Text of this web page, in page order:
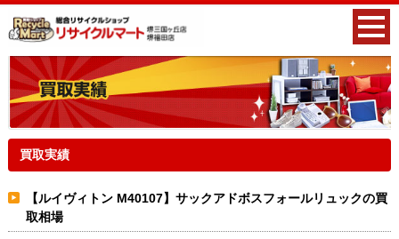
買取実績
【ルイヴィトン M40107】サックアドボスフォールリュックの買
取相場